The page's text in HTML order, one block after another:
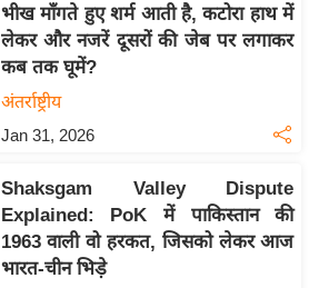
भीख माँगते हुए शर्म आती है, कटोरा हाथ में
लेकर और नजरें दूसरों की जेब पर लगाकर
कब तक घूमें?
अंतर्राष्ट्रीय
Jan 31, 2026
Shaksgam Valley Dispute
Explained: PoK में पाकिस्तान की
1963 वाली वो हरकत, जिसको लेकर आज
भारत-चीन भिड़े